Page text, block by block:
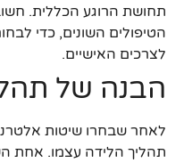
תחושת הרוגע הכללית.
הטיפולים השונים, כדי
לצרכים האישיים.
הבנה של
לאחר שבחרו שיטות
תהליך הלידה עצמו. אחת